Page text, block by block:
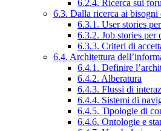
6.2.4. Ricerca sui
6.3. Dalla ricerca ai bisogni
6.3.1. User stories
6.3.2. Job stories per
6.3.3. Criteri di
6.4. Architettura
6.4.1. Definire
6.4.2. Alberatura
6.4.3. Flussi di
6.4.4. Sistemi di
6.4.5. Tipologie di
6.4.6. Ontologie e